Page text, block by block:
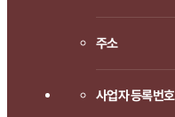
주소
사업자 등록번호